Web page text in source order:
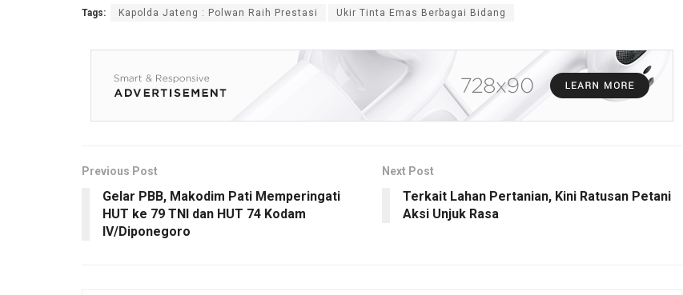
ce
b
o
o
k
tt
er
ail at
s
A
p
p
py
Li
ar
e
Tags: Kapolda Jateng : Polwan Raih Prestasi Ukir Tinta Emas Berbagai Bidang
Previous Post
Gelar PBB, Makodim Pati Memperingati
HUT ke 79 TNI dan HUT 74 Kodam
IV/Diponegoro
Next Post
Terkait Lahan Pertanian, Kini Ratusan Petani
Aksi Unjuk Rasa